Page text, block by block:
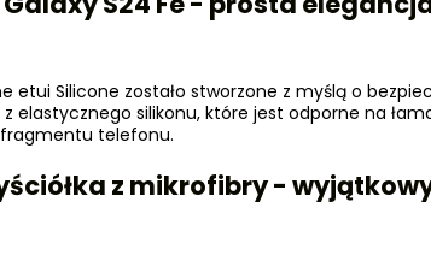
etui Silicone zostało stworzone z myślą o
elastycznego silikonu, które jest odporne na
fragmentu telefonu.
z mikrofibry -